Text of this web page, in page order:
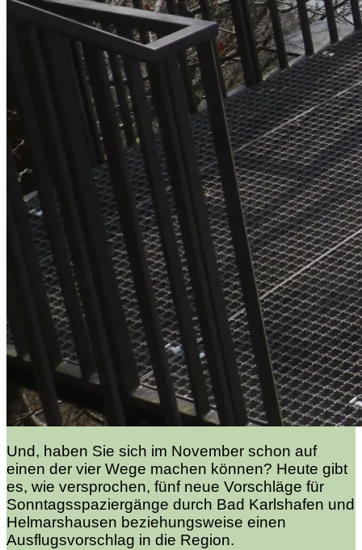
Und, haben Sie sich im November schon auf
einen der vier Wege machen können? Heute gibt
es, wie versprochen, fünf neue Vorschläge für
Sonntagsspaziergänge durch Bad Karlshafen und
Helmarshausen beziehungsweise einen
Ausflugsvorschlag in die Region.